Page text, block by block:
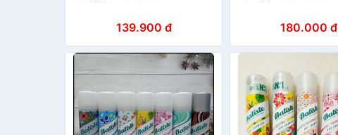
139.900 đ 180.000 đ